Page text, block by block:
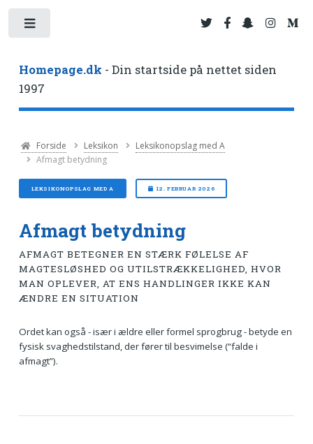
Homepage.dk - Din startside på nettet siden
1997
Forside Leksikon
Leksikonopslag med A
Afmagt betydning
LEKSIKONOPSLAG MED A 12. FEBRUAR 2026
Afmagt betydning
AFMAGT BETEGNER EN STÆRK FØLELSE AF
MAGTESLØSHED OG UTILSTRÆKKELIGHED, HVOR
MAN OPLEVER, AT ENS HANDLINGER IKKE KAN
ÆNDRE EN SITUATION
Ordet kan også - især i ældre eller formel sprogbrug - betyde en
fysisk svaghedstilstand, der fører til besvimelse (“falde i
afmagt”).